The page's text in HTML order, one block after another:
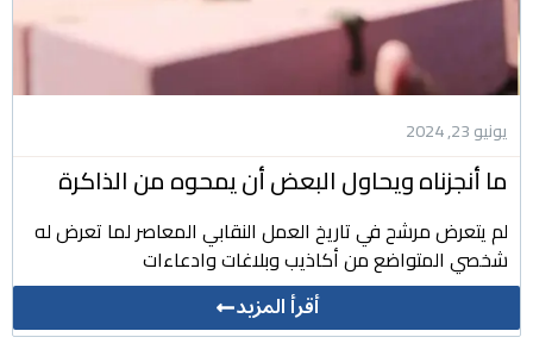
يونيو 23, 2024
ما أنجزناه ويحاول البعض أن يمحوه من الذاكرة
لم يتعرض مرشح في تاريخ العمل النقابي المعاصر لما تعرض له
شخصي المتواضع من أكاذيب وبلاغات وادعاءات
أقرأ المزيد